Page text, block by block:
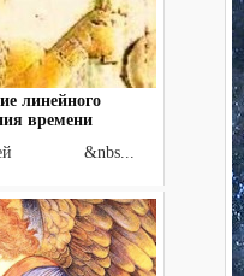
линейного
времени
&nbs...